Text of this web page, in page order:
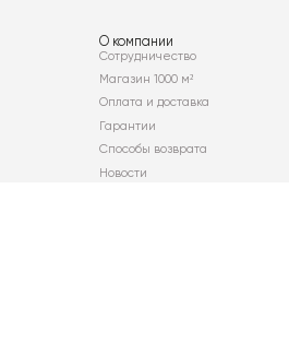
О компании
Сотрудничество
Магазин 1000 м²
Оплата и доставка
Гарантии
Способы возврата
Новости